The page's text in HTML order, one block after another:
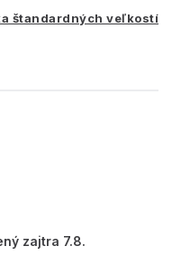
štandardných veľkostí
zajtra 7.8.